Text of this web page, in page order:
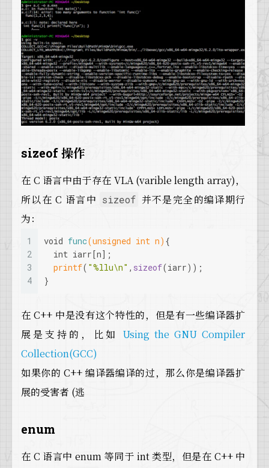
sizeof 操作
在 C 语言中由于存在 VLA (varible length array)，
所以在 C 语言中 sizeof 并不是完全的编译期行
为：
1
2
3
4
void func(unsigned int n) {
int iarr[n];
printf( "%llu\n" , sizeof(iarr));
}
在 C++ 中是没有这个特性的，但是有一些编译器扩
展是支持的，比如 Using the GNU Compiler
Collection(GCC)
如果你的 C++ 编译器编译的过，那么你是编译器扩
展的受害者 (逃
enum
在 C 语言中 enum 等同于 int 类型，但是在 C++ 中